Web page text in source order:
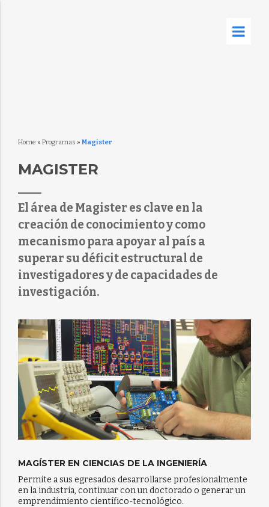
Home » Programas » Magister
MAGISTER
El área de Magister es clave en la
creación de conocimiento y como
mecanismo para apoyar al país a
superar su déficit estructural de
investigadores y de capacidades de
investigación.
MAGÍSTER EN CIENCIAS DE LA INGENIERÍA
Permite a sus egresados desarrollarse profesionalmente
en la industria, continuar con un doctorado o generar un
emprendimiento científico-tecnológico.